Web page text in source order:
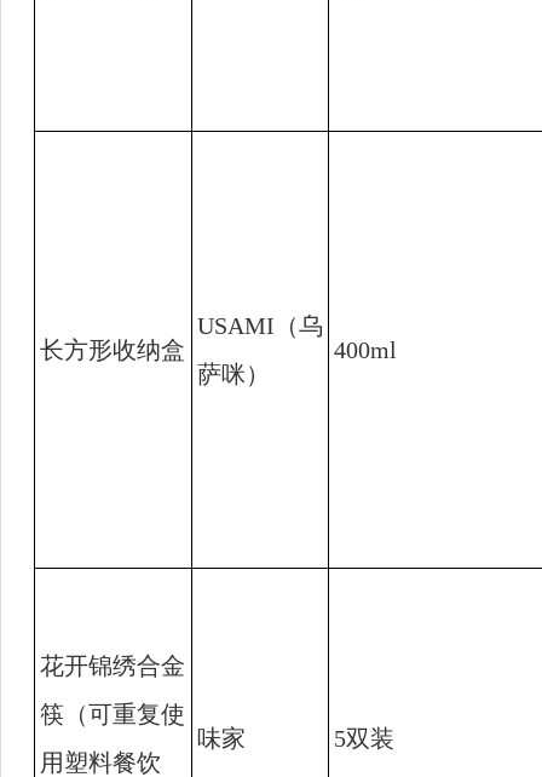
长方形收纳盒
USAMI （乌
萨咪）
400ml
花开锦绣合金
筷（可重复使
用塑料餐饮
味家 5双装